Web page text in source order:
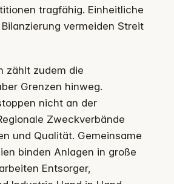
tragfähig. Einheitliche
vermeiden Streit
zählt zudem die
Grenzen hinweg.
nicht an der
Zweckverbände
und Qualität. Gemeinsame
binden Anlagen in große
Entsorger,